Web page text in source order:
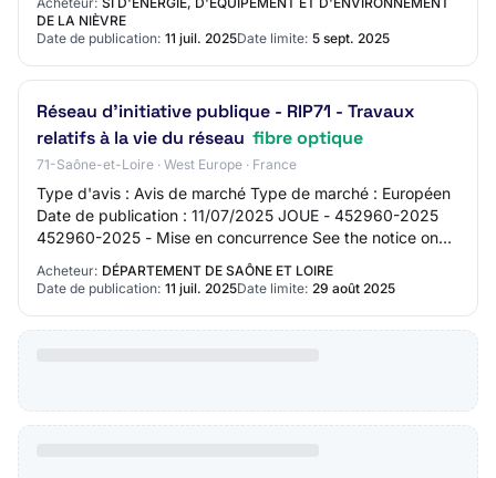
DE LA NIÈVRE
Date de publication: 11 juil. 2025Date limite: 5 sept. 2025
Réseau d'initiative publique - RIP71 - Travaux
relatifs à la vie du réseau fibre optique
71-Saône-et-Loire · West Europe · France
Type d'avis : Avis de marché Type de marché : Européen
Date de publication : 11/07/2025 JOUE - 452960-2025
452960-2025 - Mise en concurrence See the notice on
TED website 452960-2025 452960-2025 - Mi…
Acheteur: DÉPARTEMENT DE SAÔNE ET LOIRE
Date de publication: 11 juil. 2025Date limite: 29 août 2025